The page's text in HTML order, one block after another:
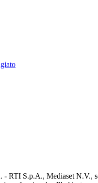
S.p.A., Mediaset N.V.,